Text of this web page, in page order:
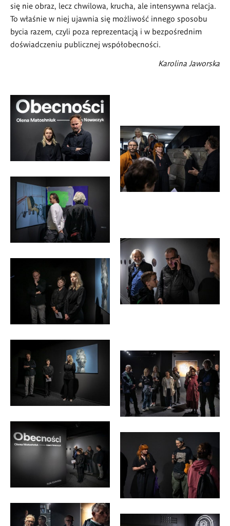
się nie obraz, lecz chwilowa, krucha, ale intensywna relacja.
To właśnie w niej ujawnia się możliwość innego sposobu
bycia razem, czyli poza reprezentacją i w bezpośrednim
doświadczeniu publicznej współobecności.
Karolina Jaworska
Michał
Pietrzak</p>
Michał
Pietrzak</p>
Michał
Pietrzak</p>
Michał
Pietrzak</p>
Michał
Pietrzak</p>
Michał
Michał
Pietrzak</p>